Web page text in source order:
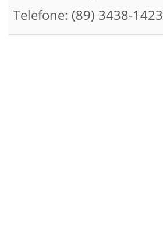
Telefone: (89) 3438-1423